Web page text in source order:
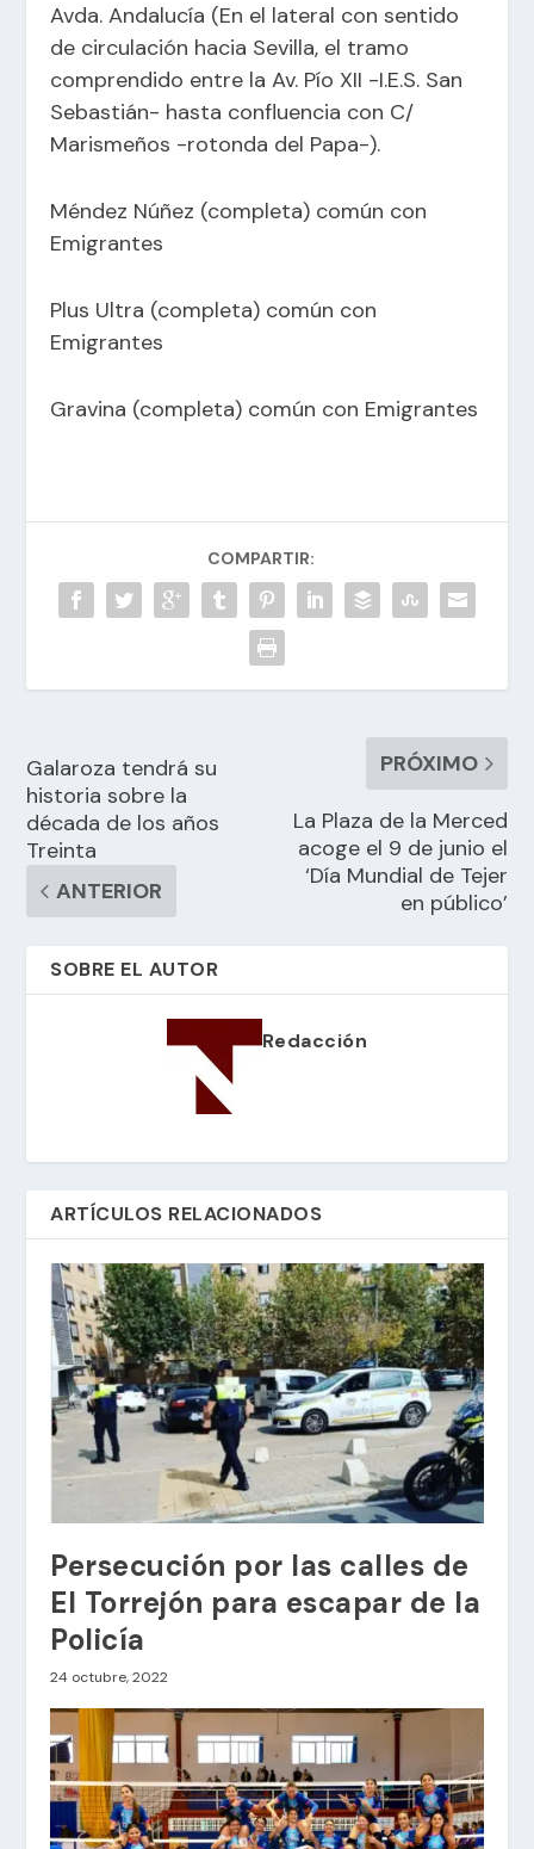
Avda. Andalucía (En el lateral con sentido
de circulación hacia Sevilla, el tramo
comprendido entre la Av. Pío XII -I.E.S. San
Sebastián- hasta confluencia con C/
Marismeños -rotonda del Papa-).
Méndez Núñez (completa) común con
Emigrantes
Plus Ultra (completa) común con
Emigrantes
Gravina (completa) común con Emigrantes
COMPARTIR:
Galaroza tendrá su
historia sobre la
década de los años
Treinta
ANTERIOR
PRÓXIMO
La Plaza de la Merced
acoge el 9 de junio el
‘Día Mundial de Tejer
en público’
SOBRE EL AUTOR
Redacción
ARTÍCULOS RELACIONADOS
Persecución por las calles de
El Torrejón para escapar de la
Policía
24 octubre, 2022